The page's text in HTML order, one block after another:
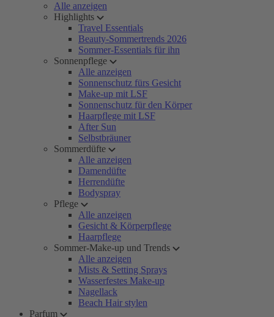
Alle anzeigen
Highlights
Travel Essentials
Beauty-Sommertrends 2026
Sommer-Essentials für ihn
Sonnenpflege
Alle anzeigen
Sonnenschutz fürs Gesicht
Make-up mit LSF
Sonnenschutz für den Körper
Haarpflege mit LSF
After Sun
Selbstbräuner
Sommerdüfte
Alle anzeigen
Damendüfte
Herrendüfte
Bodyspray
Pflege
Alle anzeigen
Gesicht & Körperpflege
Haarpflege
Sommer-Make-up und Trends
Alle anzeigen
Mists & Setting Sprays
Wasserfestes Make-up
Nagellack
Beach Hair stylen
Parfum